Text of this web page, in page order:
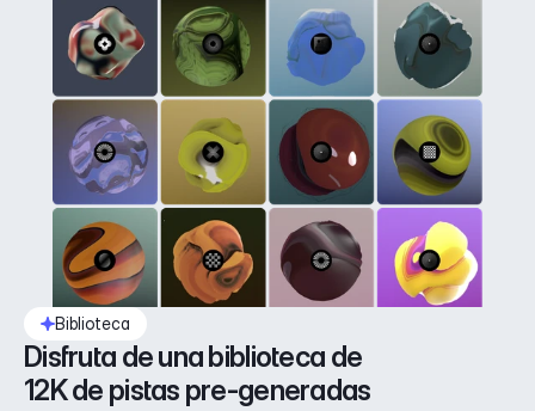
Biblioteca
Disfruta de una biblioteca de
12K de pistas pre-generadas